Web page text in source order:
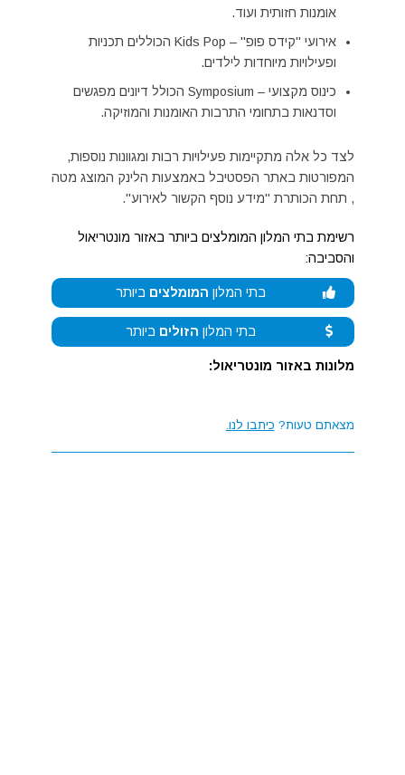
אומנות חזותית ועוד.
אירועי "קידס פופ" – Kids Pop הכוללים תכניות
ופעילויות מיוחדות לילדים.
כינוס מקצועי – Symposium הכולל דיונים מפגשים
וסדנאות בתחומי התרבות האומנות והמוזיקה.
לצד כל אלה מתקיימות פעילויות רבות ומגוונות נוספות,
המפורטות באתר הפסטיבל באמצעות הלינק המוצג מטה
, תחת הכותרת "מידע נוסף הקשור לאירוע".
רשימת בתי המלון המומלצים ביותר באזור מונטריאול
והסביבה:
בתי המלון המומלצים ביותר
בתי המלון הזולים ביותר
מלונות באזור מונטריאול:
מצאתם טעות? כיתבו לנו.